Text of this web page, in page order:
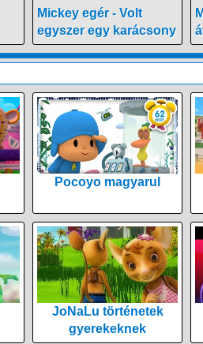
Mickey egér - Volt
egyszer egy karácsony
Pocoyo magyarul
JoNaLu történetek
gyerekeknek